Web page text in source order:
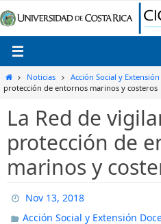
al
contenido
InicioNoticias Acción Social y
protección de entornos marinos y costeros
La Red de
protección de
marinos y
Nov 13, 2018
Acción Social y Extensión